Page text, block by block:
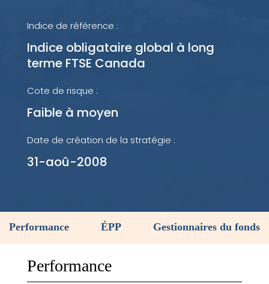
Indice de référence :
Indice obligataire global à long
terme FTSE Canada
Cote de risque :
Faible à moyen
Date de création de la stratégie :
31-aoû-2008
Performance ÉPP Gestionnaires du fonds
Performance